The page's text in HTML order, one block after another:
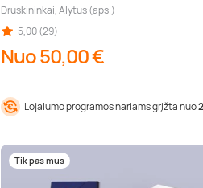
Druskininkai, Alytus (aps.)
5,00 (29)
Nuo 50,00 €
Lojalumo programos nariams grįžta nuo
Tik pas mus